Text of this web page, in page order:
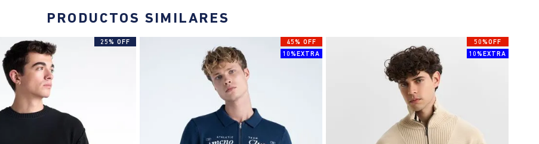
PRODUCTOS SIMILARES
25% OFF
45% OFF
10%EXTRA
50%OFF
10%EXTRA